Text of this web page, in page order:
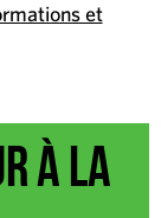
et
à la